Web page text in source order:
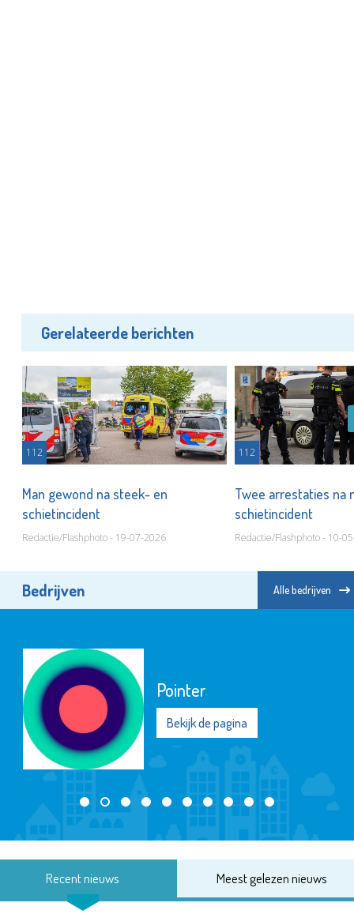
Gerelateerde berichten
112
Man gewond na steek- en
schietincident
Redactie/Flashphoto - 19-07-2026
112
Twee arrestaties na
schietincident
Redactie/Flashphoto - 10-
Bedrijven Alle bedrijven
Pointer
Bekijk de pagina
Recent nieuws Meest gelezen nieuws